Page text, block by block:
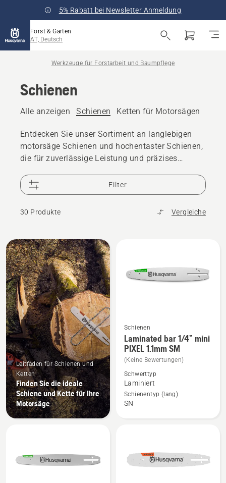
5% Rabatt bei Newsletter Anmeldung
Forst & Garten
AT, Deutsch
Werkzeuge für Forstarbeit und Baumpflege
Schienen
Alle anzeigen Schienen Ketten für Motorsägen
Entdecken Sie unser Sortiment an langlebigen
motorsäge Schienen und hochentaster Schienen,
die für zuverlässige Leistung und präzises
Filter
30 Produkte Vergleiche
Alle
Produkte
Leitfaden für Schienen und
Ketten
Finden Sie die ideale
Schiene und Kette für Ihre
Motorsäge
Mehr
Details
zu
Laminated
bar
1/4”
mini
anzeigen
Schienen
Laminated bar 1/4” mini
PIXEL 1.1mm SM
(Keine Bewertungen)
Schwerttyp
Laminiert
Schienentyp (lang)
SN